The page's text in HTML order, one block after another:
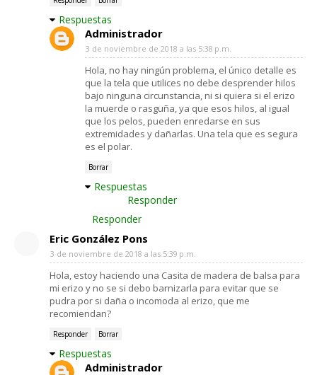
Respuestas
Administrador
3 de noviembre de 2018 a las 5:38 p.m.
Hola, no hay ningún problema, el único detalle es
que la tela que utilices no debe desprender hilos
bajo ninguna circunstancia, ni si quiera si el erizo
la muerde o rasguña, ya que esos hilos, al igual
que los pelos, pueden enredarse en sus
extremidades y dañarlas. Una tela que es segura
es el polar.
Borrar
Respuestas
Responder
Responder
Eric González Pons
3 de noviembre de 2018 a las 5:39 p.m.
Hola, estoy haciendo una Casita de madera de balsa para
mi erizo y no se si debo barnizarla para evitar que se
pudra por si daña o incomoda al erizo, que me
recomiendan?
Responder Borrar
Respuestas
Administrador